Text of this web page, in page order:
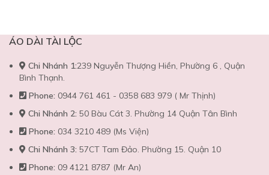
ÁO DÀI TÀI LỘC
Chi Nhánh 1:239 Nguyễn Thượng Hiền, Phường 6 , Quận
Bình Thạnh.
Phone: 0944 761 461 - 0358 683 979 ( Mr Thịnh)
Chi Nhánh 2: 50 Bàu Cát 3. Phường 14 Quận Tân Bình
Phone: 034 3210 489 (Ms Viện)
Chi Nhánh 3: 57CT Tam Đảo. Phường 15. Quận 10
Phone: 09 4121 8787 (Mr An)